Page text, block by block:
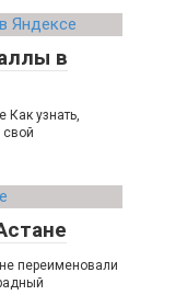
в
Как узнать,
свой
переименовали